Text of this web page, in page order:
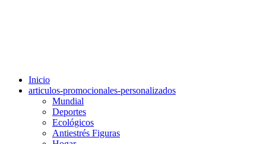
Inicio
articulos-promocionales-personalizados
Mundial
Deportes
Ecológicos
Antiestrés Figuras